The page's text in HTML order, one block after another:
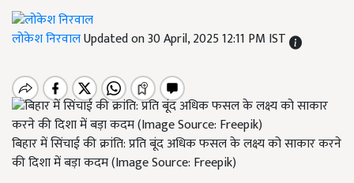
लोकेश निरवालUpdated on 30 April, 2025 12:11 PM IST
बिहार में सिंचाई की क्रांति: प्रति बूंद अधिक फसल के लक्ष्य को साकार करने
की दिशा में बड़ा कदम (Image Source: Freepik)